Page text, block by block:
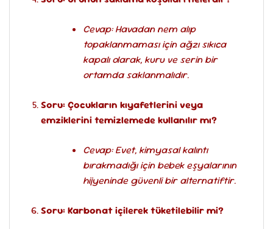
Cevap: Havadan nem alıp
topaklanmaması için ağzı sıkıca
kapalı olarak, kuru ve serin bir
ortamda saklanmalıdır.
Soru: Çocukların kıyafetlerini veya
emziklerini temizlemede kullanılır mı?
Cevap: Evet, kimyasal kalıntı
bırakmadığı için bebek eşyalarının
hijyeninde güvenli bir alternatiftir.
Soru: Karbonat içilerek tüketilebilir mi?